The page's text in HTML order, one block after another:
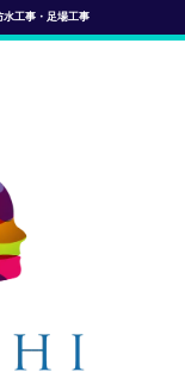
水工事・足場工事